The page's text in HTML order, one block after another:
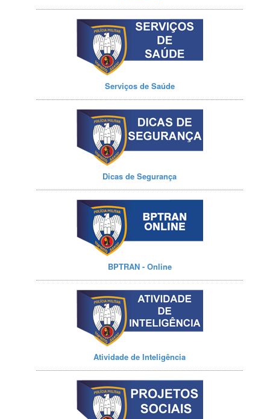
Serviços de Saúde
Dicas de Segurança
BPTRAN - Online
Atividade de Inteligência